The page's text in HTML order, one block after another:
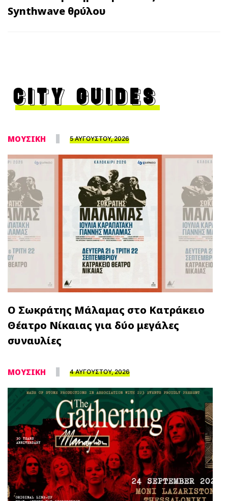
Synthwave θρύλου
CITY GUIDES
ΜΟΥΣΙΚΗ 5 ΑΥΓΟΥΣΤΟΥ, 2026
Ο Σωκράτης Μάλαμας στο Κατράκειο
Θέατρο Νίκαιας για δύο μεγάλες
συναυλίες
ΜΟΥΣΙΚΗ 4 ΑΥΓΟΥΣΤΟΥ, 2026